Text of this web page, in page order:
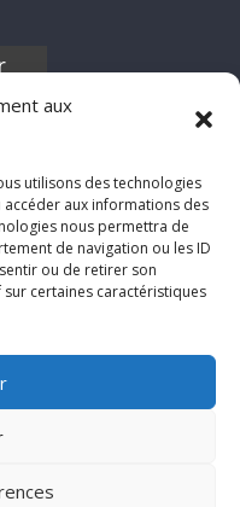
aux
utilisons des technologies
aux informations des
nous permettra de
de navigation ou les ID
ou de retirer son
certaines caractéristiques
de